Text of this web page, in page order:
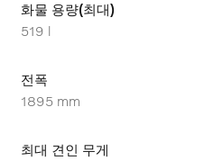
화물 용량(최대)
519 l
전폭
1895 mm
최대 견인 무게